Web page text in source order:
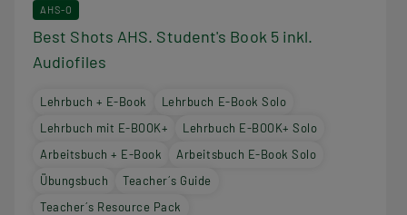
AHS-O
Best Shots AHS. Student's Book 5 inkl.
Audiofiles
Lehrbuch + E-Book
Lehrbuch E-Book Solo
Lehrbuch mit E-BOOK+
Lehrbuch E-BOOK+ Solo
Arbeitsbuch + E-Book
Arbeitsbuch E-Book Solo
Übungsbuch
Teacher´s Guide
Teacher´s Resource Pack